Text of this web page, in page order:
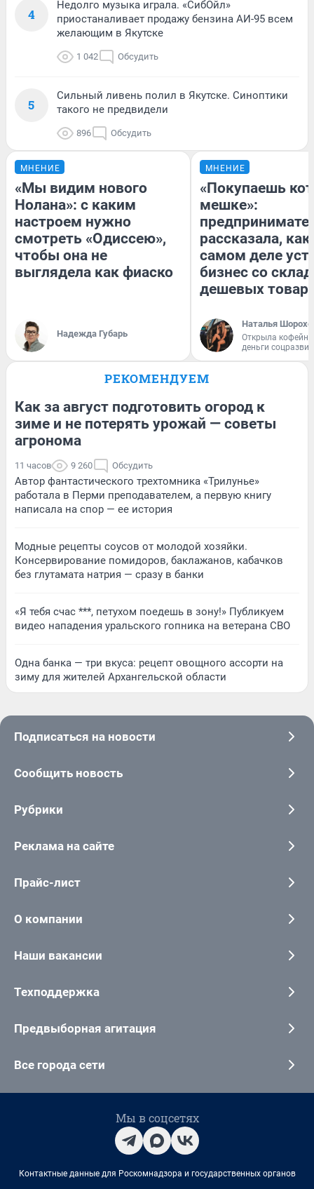
4
Недолго музыка играла. «СибОйл»
приостаналивает продажу бензина АИ-95 всем
желающим в Якутске
1 042 Обсудить
5
Сильный ливень полил в Якутске. Синоптики
такого не предвидели
896 Обсудить
МНЕНИЕ
«Мы видим нового
Нолана»: с каким
настроем нужно
смотреть «Одиссею»,
чтобы она не
выглядела как фиаско
Надежда Губарь
МНЕНИЕ
«Покупаешь
мешке»:
рассказала, как
самом деле
бизнес со
дешевых
Наталья
Открыла
деньги
РЕКОМЕНДУЕМ
Как за август подготовить огород к
зиме и не потерять урожай — советы
агронома
11 часов 9 260 Обсудить
Автор фантастического трехтомника «Трилунье»
работала в Перми преподавателем, а первую книгу
написала на спор — ее история
Модные рецепты соусов от молодой хозяйки.
Консервирование помидоров, баклажанов, кабачков
без глутамата натрия — сразу в банки
«Я тебя счас ***, петухом поедешь в зону!» Публикуем
видео нападения уральского гопника на ветерана СВО
Одна банка — три вкуса: рецепт овощного ассорти на
зиму для жителей Архангельской области
Подписаться на новости
Сообщить новость
Рубрики
Реклама на сайте
Прайс-лист
О компании
Наши вакансии
Техподдержка
Предвыборная агитация
Все города сети
Мы в соцсетях
Контактные данные для Роскомнадзора и государственных органов